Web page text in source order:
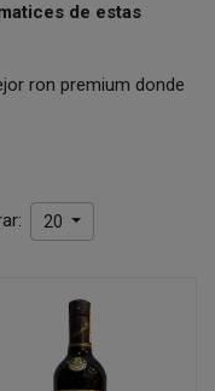
de estas
ron premium donde
20